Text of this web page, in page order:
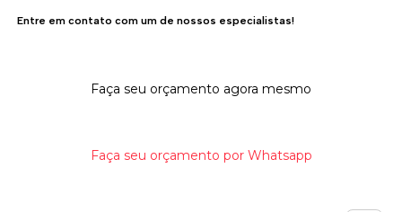
Entre em contato com um de nossos especialistas!
Faça seu orçamento agora mesmo
Faça seu orçamento por Whatsapp